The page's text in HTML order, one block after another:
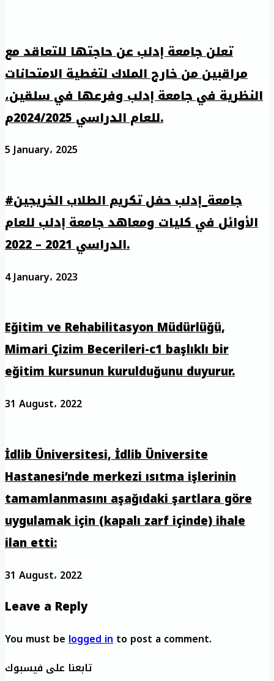
تعلن جامعة إدلب عن حاجتها للتعاقد مع
مراقبين من خارج الملاك لتغطية الامتحانات
النظرية في جامعة إدلب وفرعها في سلقين،
للعام الدراسي 2024/2025م.
5 January، 2025
#جامعة_إدلب حفل تكريم الطلاب الخريجين
الأوائل في كليات ومعاهد جامعة إدلب للعام
الدراسي 2021 – 2022.
4 January، 2023
Eğitim ve Rehabilitasyon Müdürlüğü,
Mimari Çizim Becerileri-c1 başlıklı bir
eğitim kursunun kurulduğunu duyurur.
31 August، 2022
İdlib Üniversitesi, İdlib Üniversite
Hastanesi’nde merkezi ısıtma işlerinin
tamamlanmasını aşağıdaki şartlara göre
uygulamak için (kapalı zarf içinde) ihale
ilan etti:
31 August، 2022
Leave a Reply
You must belogged into post a comment.
تابعنا على فيسبوك